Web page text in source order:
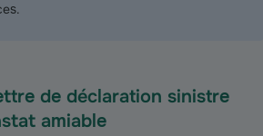
de déclaration sinistre
amiable